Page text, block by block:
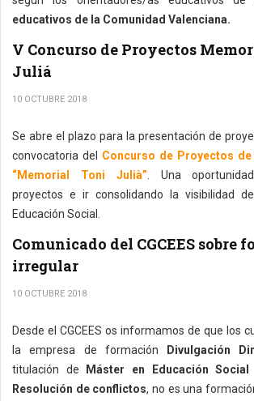
educativos de la Comunidad Valenciana.
V Concurso de Proyectos
Juliá
10 OCTUBRE 2018
Se abre el plazo para la presentación de
convocatoria del
Concurso de Proyectos de
“Memorial Toni Julià” . Una
proyectos e ir consolidando la visibilidad
Educación Social.
Comunicado del CGCEES sobre
irregular
10 OCTUBRE 2018
Desde el CGCEES os informamos de que los
la empresa de formación
Divulgación
titulación de Máster en Educación
Resolución de conflictos, no es una